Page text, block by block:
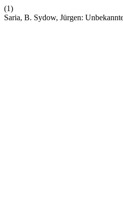
(1)
Saria, B. Sydow, Jürgen: